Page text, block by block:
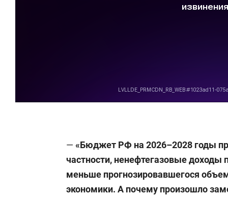
международным вопросам.
С сентября 2021-го — депутат
член комитета ГД по туризму и
— «Бюджет РФ на 2026–2028 годы
частности, ненефтегазовые доходы
меньше прогнозировавшегося
экономики. А почему произошло